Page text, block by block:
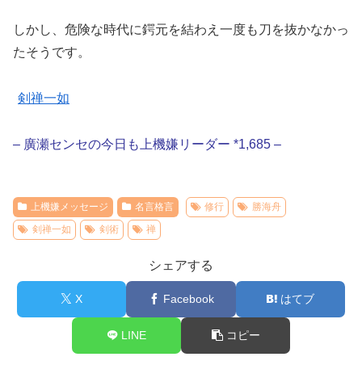
しかし、危険な時代に鍔元を結わえ一度も刀を抜かなかっ
たそうです。
剣禅一如
– 廣瀬センセの今日も上機嫌リーダー *1,685 –
上機嫌メッセージ 名言格言 修行
勝海舟
剣禅一如
剣術 禅
シェアする
X Facebook はてブ
LINE コピー